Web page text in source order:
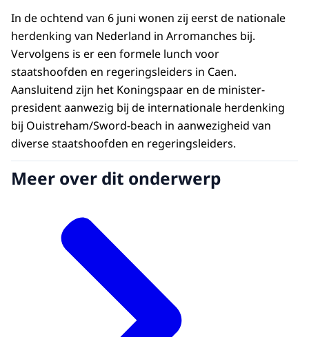
In de ochtend van 6 juni wonen zij eerst de nationale
herdenking van Nederland in Arromanches bij.
Vervolgens is er een formele lunch voor
staatshoofden en regeringsleiders in Caen.
Aansluitend zijn het Koningspaar en de minister-
president aanwezig bij de internationale herdenking
bij Ouistreham/Sword-beach in aanwezigheid van
diverse staatshoofden en regeringsleiders.
Meer over dit onderwerp